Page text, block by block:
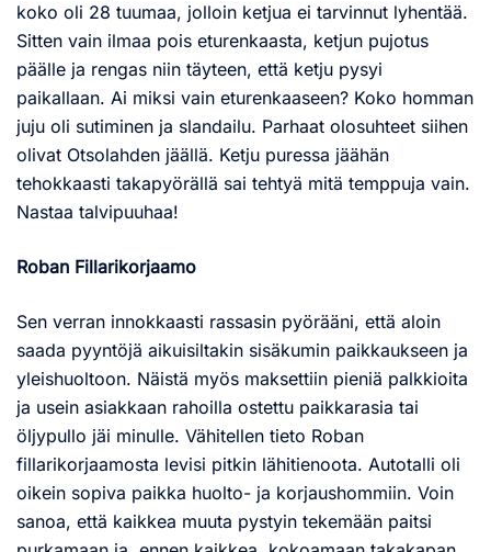
koko oli 28 tuumaa, jolloin ketjua ei tarvinnut lyhentää.
Sitten vain ilmaa pois eturenkaasta, ketjun pujotus
päälle ja rengas niin täyteen, että ketju pysyi
paikallaan. Ai miksi vain eturenkaaseen? Koko homman
juju oli sutiminen ja slandailu. Parhaat olosuhteet siihen
olivat Otsolahden jäällä. Ketju puressa jäähän
tehokkaasti takapyörällä sai tehtyä mitä temppuja vain.
Nastaa talvipuuhaa!
Roban Fillarikorjaamo
Sen verran innokkaasti rassasin pyörääni, että aloin
saada pyyntöjä aikuisiltakin sisäkumin paikkaukseen ja
yleishuoltoon. Näistä myös maksettiin pieniä palkkioita
ja usein asiakkaan rahoilla ostettu paikkarasia tai
öljypullo jäi minulle. Vähitellen tieto Roban
fillarikorjaamosta levisi pitkin lähitienoota. Autotalli oli
oikein sopiva paikka huolto- ja korjaushommiin. Voin
sanoa, että kaikkea muuta pystyin tekemään paitsi